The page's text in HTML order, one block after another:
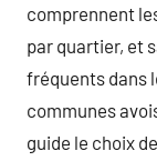
comprennent
par quartier, et
fréquents dans
communes
guide le choix